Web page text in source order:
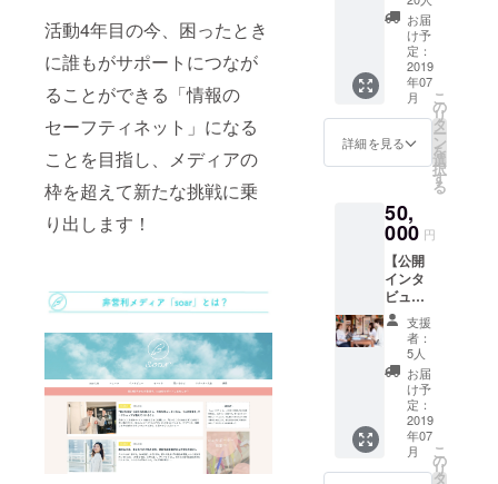
活動4年目の今、困ったとき
に誰もがサポートにつなが
ることができる「情報の
セーフティネット」になる
ことを目指し、メディアの
枠を超えて新たな挑戦に乗
り出します！
催）
まで）
・スペ
シャル
イベン
トに2名
様でご
招待
（東
※soarの
記事に
登場し
た方々
にゲス
トス
ピー
カーと
して登
壇して
いただ
く、ス
ペシャ
ルイベ
ント@
東京or
コー
ス】 ・
代表の
工藤か
らお礼
のメー
ル ・サ
イトリ
ニュー
アルま
捗を伝
える
メール
マガジ
ンを月
１回お
届け
（2019
年12月
まで）
・soar
のロゴ
ステッ
カー5枚
をお送
りしま
お届
け予
定：
2019
年07
月
詳細を見る
こ
の
リ
タ
ー
ン
を
選
択
す
る
50,
000 円
【公開
インタ
ビュー
に参加
できる
コー
ス】 ・
soarの
記事が
できる
生の現
場を見
られる
支援
者：
5人
お届
け予
定：
2019
年07
月
こ
の
リ
タ